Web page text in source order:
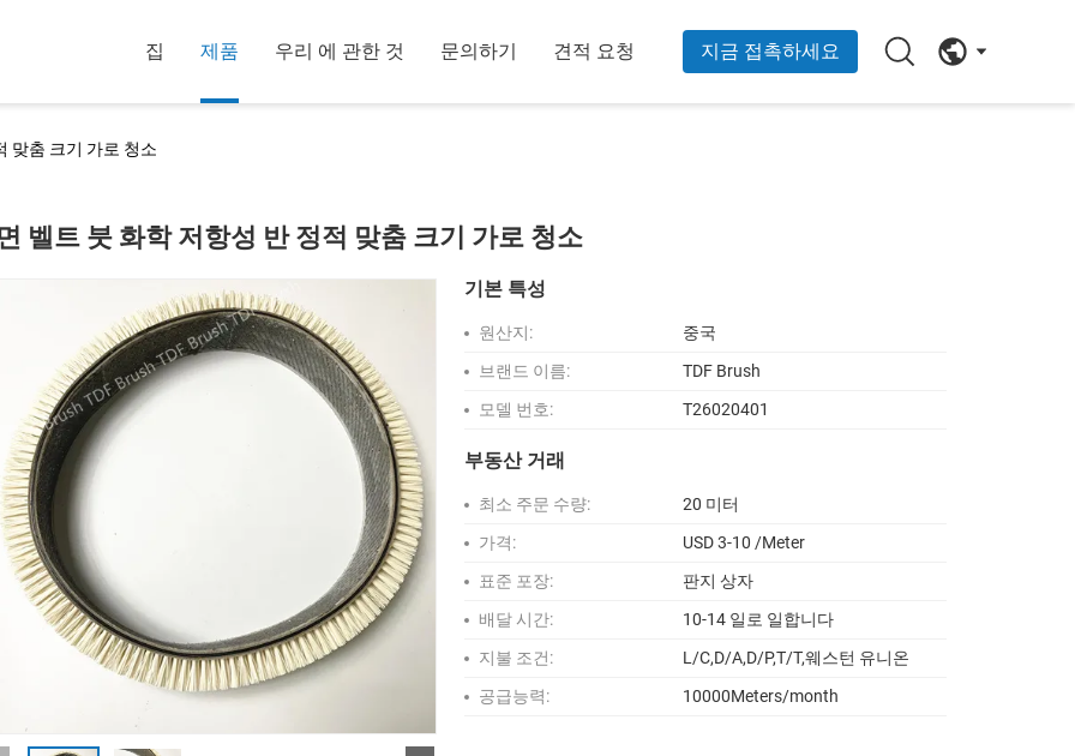
집 제품 우리 에 관한 것 문의하기 견적 요청 지금 접촉하세요
맞춤 크기 가로 청소
벨트 붓 화학 저항성 반 정적 맞춤 크기 가로 청소
기본 특성
원산지:
중국
브랜드 이름:
TDF Brush
모델 번호:
T26020401
부동산 거래
최소 주문 수량:
20 미터
가격:
USD 3-10 /Meter
표준 포장:
판지 상자
배달 시간:
10-14 일로 일합니다
지불 조건:
L/C,D/A,D/P,T/T,웨스턴 유니온
공급능력:
10000Meters/month